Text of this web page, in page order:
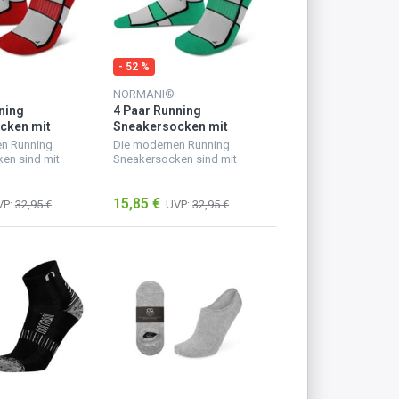
mit
Hibiscus
Running
sind mit
bieten eine
32,95 €
- 52 %
NORMANI®
4 Paar Running
Sneakersocken mit
Fersenlasche Paradise
Green
Die modernen Running
Sneakersocken sind mit
versehen und bieten eine
für einen ausgeruhten...
15,85 € UVP: 32,95 €